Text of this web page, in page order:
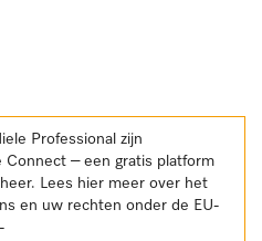
Professional zijn
– een gratis platform
Lees hier meer over het
en uw rechten onder de EU-